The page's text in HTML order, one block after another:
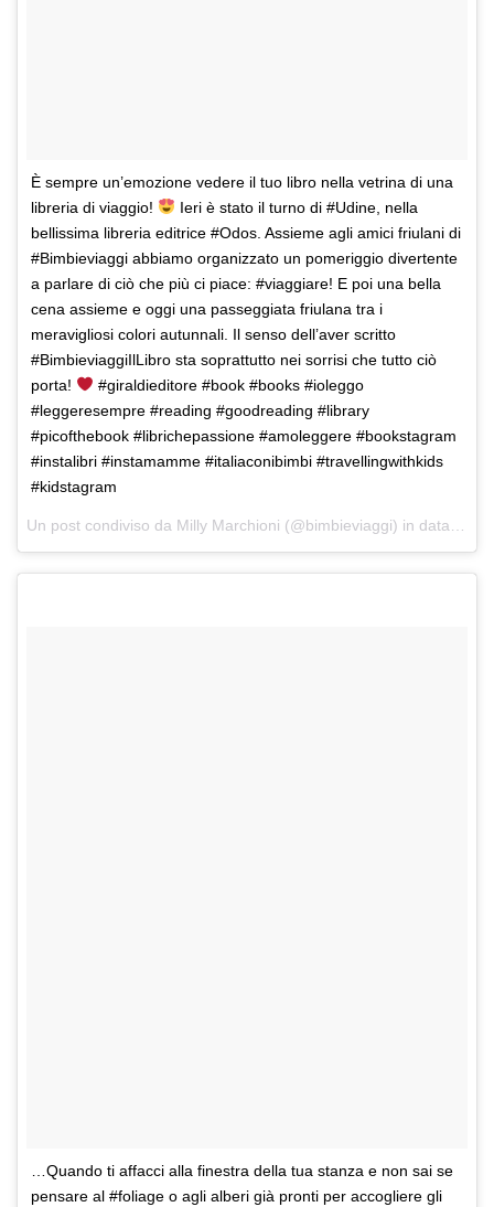
È sempre un’emozione vedere il tuo libro nella vetrina di una
libreria di viaggio!
Ieri è stato il turno di #Udine, nella
bellissima libreria editrice #Odos. Assieme agli amici friulani di
#Bimbieviaggi abbiamo organizzato un pomeriggio divertente
a parlare di ciò che più ci piace: #viaggiare! E poi una bella
cena assieme e oggi una passeggiata friulana tra i
meravigliosi colori autunnali. Il senso dell’aver scritto
#BimbieviaggiIlLibro sta soprattutto nei sorrisi che tutto ciò
porta!
#giraldieditore #book #books #ioleggo
#leggeresempre #reading #goodreading #library
#picofthebook #librichepassione #amoleggere #bookstagram
#instalibri #instamamme #italiaconibimbi #travellingwithkids
#kidstagram
…Quando ti affacci alla finestra della tua stanza e non sai se
pensare al #foliage o agli alberi già pronti per accogliere gli